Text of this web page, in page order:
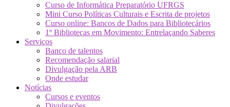
Curso de Informática Preparatório UFRGS
Mini Curso Políticas Culturais e Escrita de projetos
Curso online: Bancos de Dados para Bibliotecários
1º Bibliotecas em Movimento: Entrelaçando Saberes
Serviços
Banco de talentos
Recomendação salarial
Divulgação pela ARB
Onde estudar
Notícias
Cursos e eventos